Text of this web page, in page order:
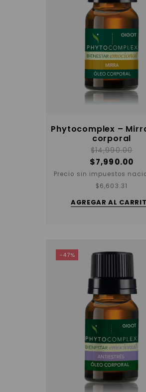
Phytocomplex –
corporal
$14,990.00
$7,990.00
Precio sin impuestos
$6,603.31
AGREGAR AL
-47%